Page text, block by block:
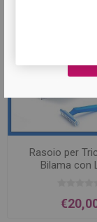
Rasoio per
Bilama con